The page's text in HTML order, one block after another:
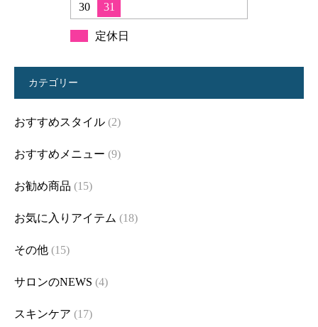
30
31
定休日
カテゴリー
おすすめスタイル (2)
おすすめメニュー (9)
お勧め商品 (15)
お気に入りアイテム (18)
その他 (15)
サロンのNEWS (4)
スキンケア (17)